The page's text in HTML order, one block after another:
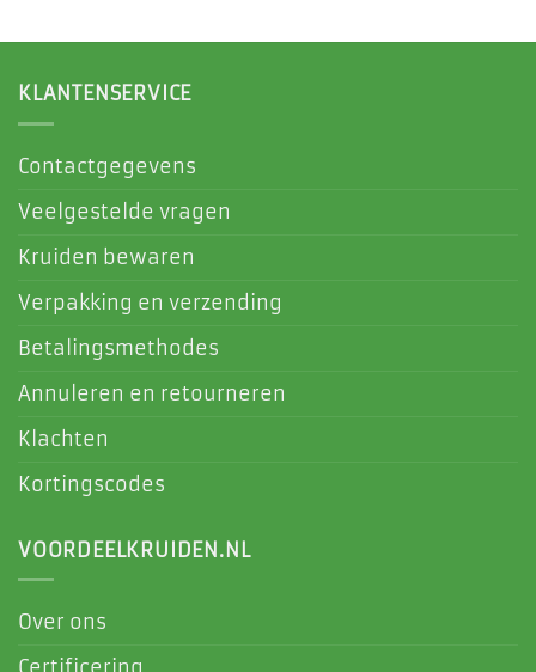
KLANTENSERVICE
Contactgegevens
Veelgestelde vragen
Kruiden bewaren
Verpakking en verzending
Betalingsmethodes
Annuleren en retourneren
Klachten
Kortingscodes
VOORDEELKRUIDEN.NL
Over ons